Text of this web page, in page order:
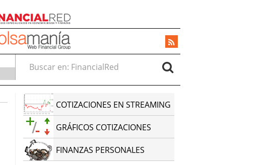
Buscar en:
COTIZACIONES EN STREAMING
GRÁFICOS COTIZACIONES
FINANZAS PERSONALES